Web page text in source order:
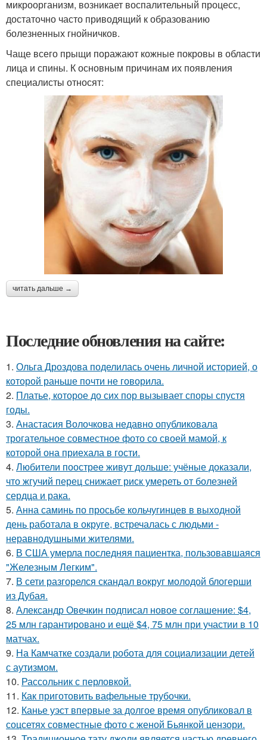
микроорганизм, возникает воспалительный процесс,
достаточно часто приводящий к образованию
болезненных гнойничков.
Чаще всего прыщи поражают кожные покровы в области
лица и спины. К основным причинам их появления
специалисты относят:
читать дальше →
Последние обновления на сайте:
1. Ольга Дроздова поделилась очень личной историей, о
которой раньше почти не говорила.
2. Платье, которое до сих пор вызывает споры спустя
годы.
3. Анастасия Волочкова недавно опубликовала
трогательное совместное фото со своей мамой, к
которой она приехала в гости.
4. Любители поострее живут дольше: учёные доказали,
что жгучий перец снижает риск умереть от болезней
сердца и рака.
5. Анна саминь по просьбе кольчугинцев в выходной
день работала в округе, встречалась с людьми -
неравнодушными жителями.
6. В США умерла последняя пациентка, пользовавшаяся
"Железным Легким".
7. В сети разгорелся скандал вокруг молодой блогерши
из Дубая.
8. Александр Овечкин подписал новое соглашение: $4,
25 млн гарантировано и ещё $4, 75 млн при участии в 10
матчах.
9. На Камчатке создали робота для социализации детей
с аутизмом.
10. Рассольник с перловкой.
11. Как приготовить вафельные трубочки.
12. Канье уэст впервые за долгое время опубликовал в
соцсетях совместные фото с женой Бьянкой цензори.